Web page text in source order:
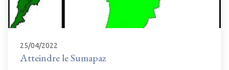
25/04/2022
Atteindre le Sumapaz